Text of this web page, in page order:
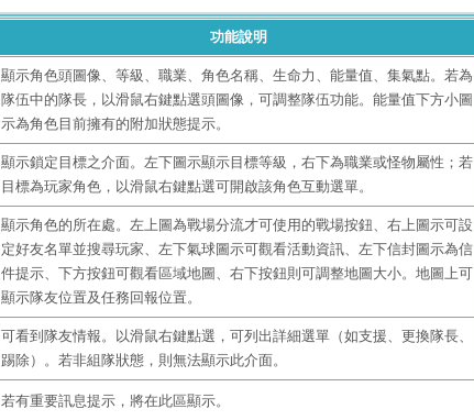
功能說明
顯示角色頭圖像、等級、職業、角色名稱、生命力、能量值、集氣點。若為
隊伍中的隊長，以滑鼠右鍵點選頭圖像，可調整隊伍功能。能量值下方小圖
示為角色目前擁有的附加狀態提示。
顯示鎖定目標之介面。左下圖示顯示目標等級，右下為職業或怪物屬性；若
目標為玩家角色，以滑鼠右鍵點選可開啟該角色互動選單。
顯示角色的所在處。左上圖為戰場分流才可使用的戰場按鈕、右上圖示可設
定好友名單並搜尋玩家、左下氣球圖示可觀看活動資訊、左下信封圖示為信
件提示、下方按鈕可觀看區域地圖、右下按鈕則可調整地圖大小。地圖上可
顯示隊友位置及任務回報位置。
可看到隊友情報。以滑鼠右鍵點選，可列出詳細選單（如支援、更換隊長、
踢除）。若非組隊狀態，則無法顯示此介面。
若有重要訊息提示，將在此區顯示。